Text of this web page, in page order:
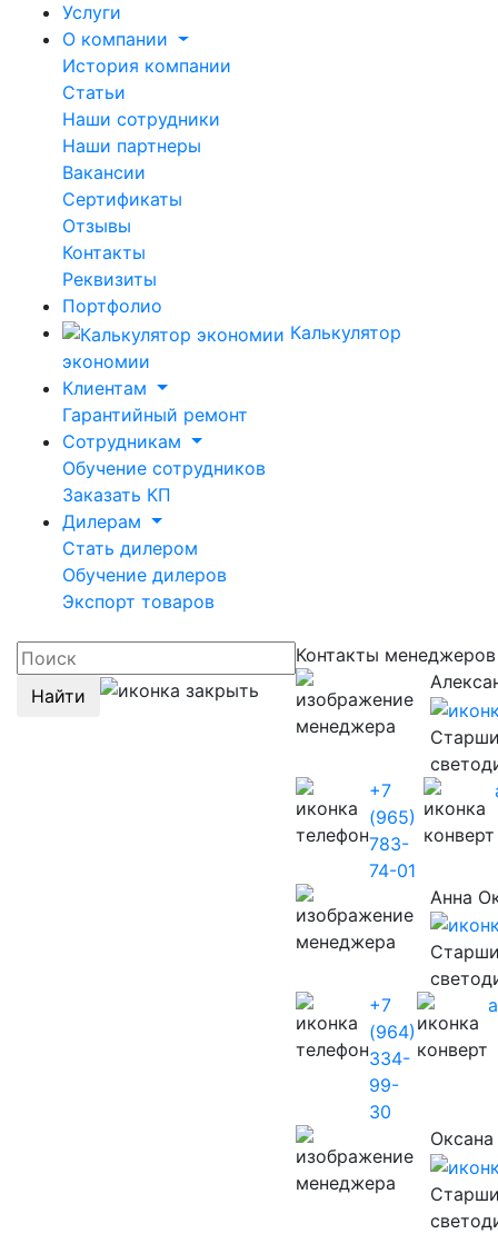
Услуги
О компании
История компании
Статьи
Наши сотрудники
Наши партнеры
Вакансии
Сертификаты
Отзывы
Контакты
Реквизиты
Портфолио
Калькулятор
экономии
Клиентам
Гарантийный ремонт
Сотрудникам
Обучение сотрудников
Заказать КП
Дилерам
Стать дилером
Обучение дилеров
Экспорт товаров
Найти
Контакты
+7
(965)
783-
74-01
Анна
+7
(964)
334-
99-
30